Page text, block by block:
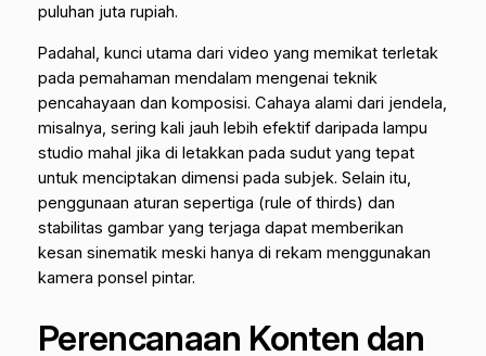
puluhan juta rupiah.
Padahal, kunci utama dari video yang memikat terletak
pada pemahaman mendalam mengenai teknik
pencahayaan dan komposisi. Cahaya alami dari jendela,
misalnya, sering kali jauh lebih efektif daripada lampu
studio mahal jika di letakkan pada sudut yang tepat
untuk menciptakan dimensi pada subjek. Selain itu,
penggunaan aturan sepertiga (rule of thirds) dan
stabilitas gambar yang terjaga dapat memberikan
kesan sinematik meski hanya di rekam menggunakan
kamera ponsel pintar.
Perencanaan Konten dan